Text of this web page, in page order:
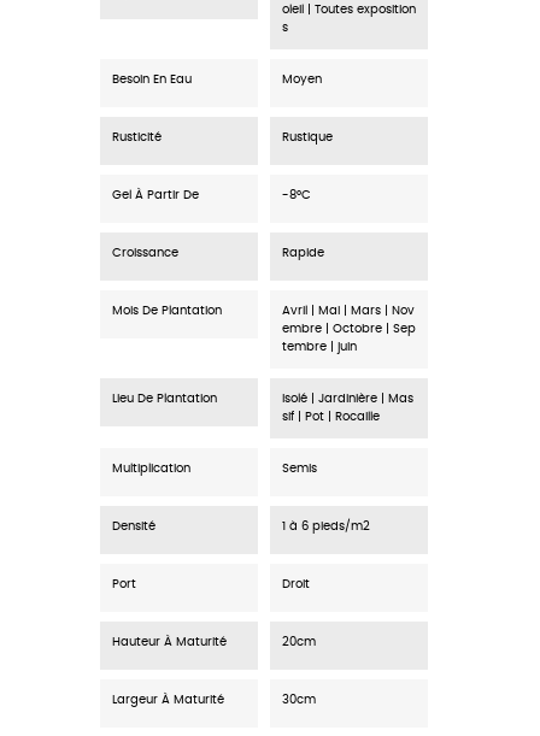
oleil | Toutes exposition
s
Besoin En Eau Moyen
Rusticité Rustique
Gel À Partir De -8°C
Croissance Rapide
Mois De Plantation
Avril | Mai | Mars | Nov
embre | Octobre | Sep
tembre | juin
Lieu De Plantation
Isolé | Jardinière | Mas
sif | Pot | Rocaille
Multiplication Semis
Densité 1 à 6 pieds/m2
Port Droit
Hauteur À Maturité 20cm
Largeur À Maturité 30cm